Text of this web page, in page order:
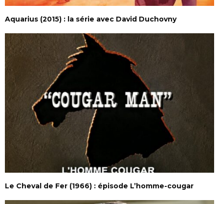
Aquarius (2015) : la série avec David Duchovny
Le Cheval de Fer (1966) : épisode L’homme-cougar